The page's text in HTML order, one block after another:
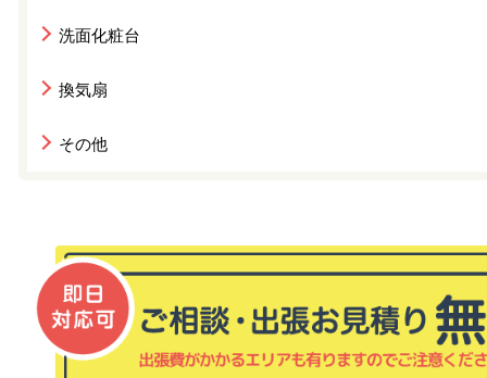
洗面化粧台
換気扇
その他